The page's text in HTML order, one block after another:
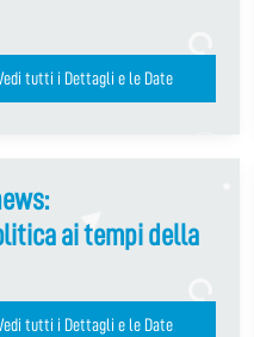
tutti i Dettagli e le Date
ai tempi della
tutti i Dettagli e le Date